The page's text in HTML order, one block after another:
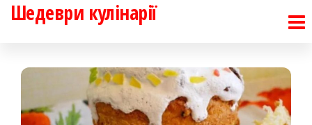
Перейти
Шедеври кулінарії